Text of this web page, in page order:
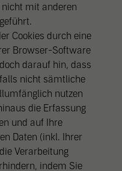
mit anderen
Cookies durch eine
Browser-Software
darauf hin, dass
nicht sämtliche
nutzen
die Erfassung
und auf Ihre
Daten (inkl. Ihrer
Verarbeitung
indem Sie